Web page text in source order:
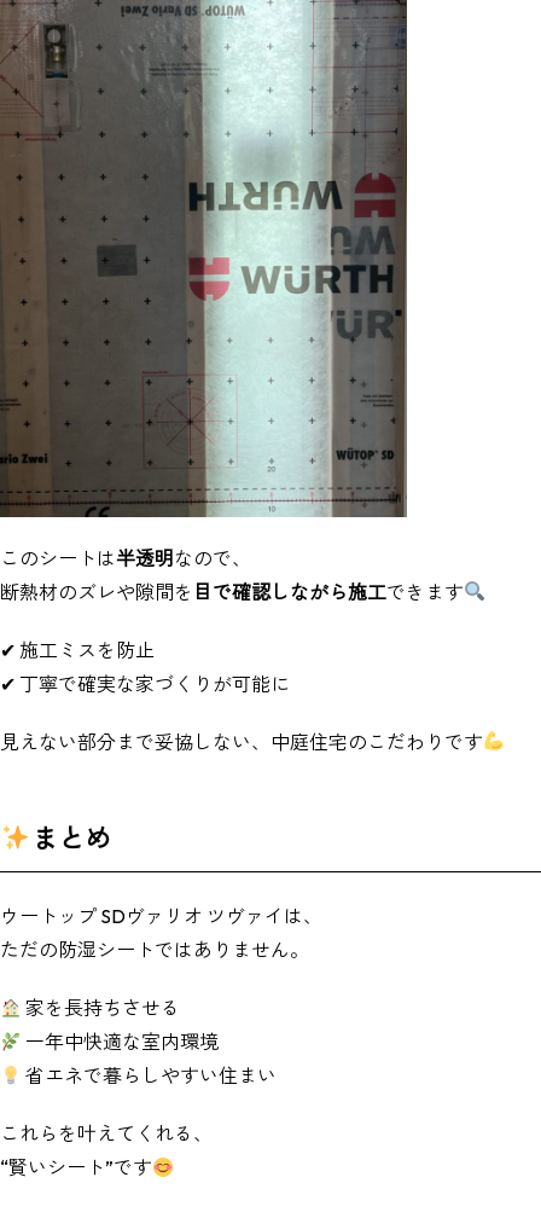
このシートは半透明なので、
断熱材のズレや隙間を 目で確認しながら施工できます
✔ 施工ミスを防止
✔ 丁寧で確実な家づくりが可能に
見えない部分まで妥協しない、中庭住宅のこだわりです
まとめ
ウートップ SDヴァリオ ツヴァイは、
ただの防湿シートではありません。
家を長持ちさせる
一年中快適な室内環境
省エネで暮らしやすい住まい
これらを叶えてくれる、
“賢いシート”です